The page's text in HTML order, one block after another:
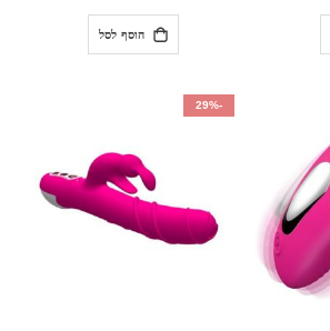
הוסף לסל
-29%